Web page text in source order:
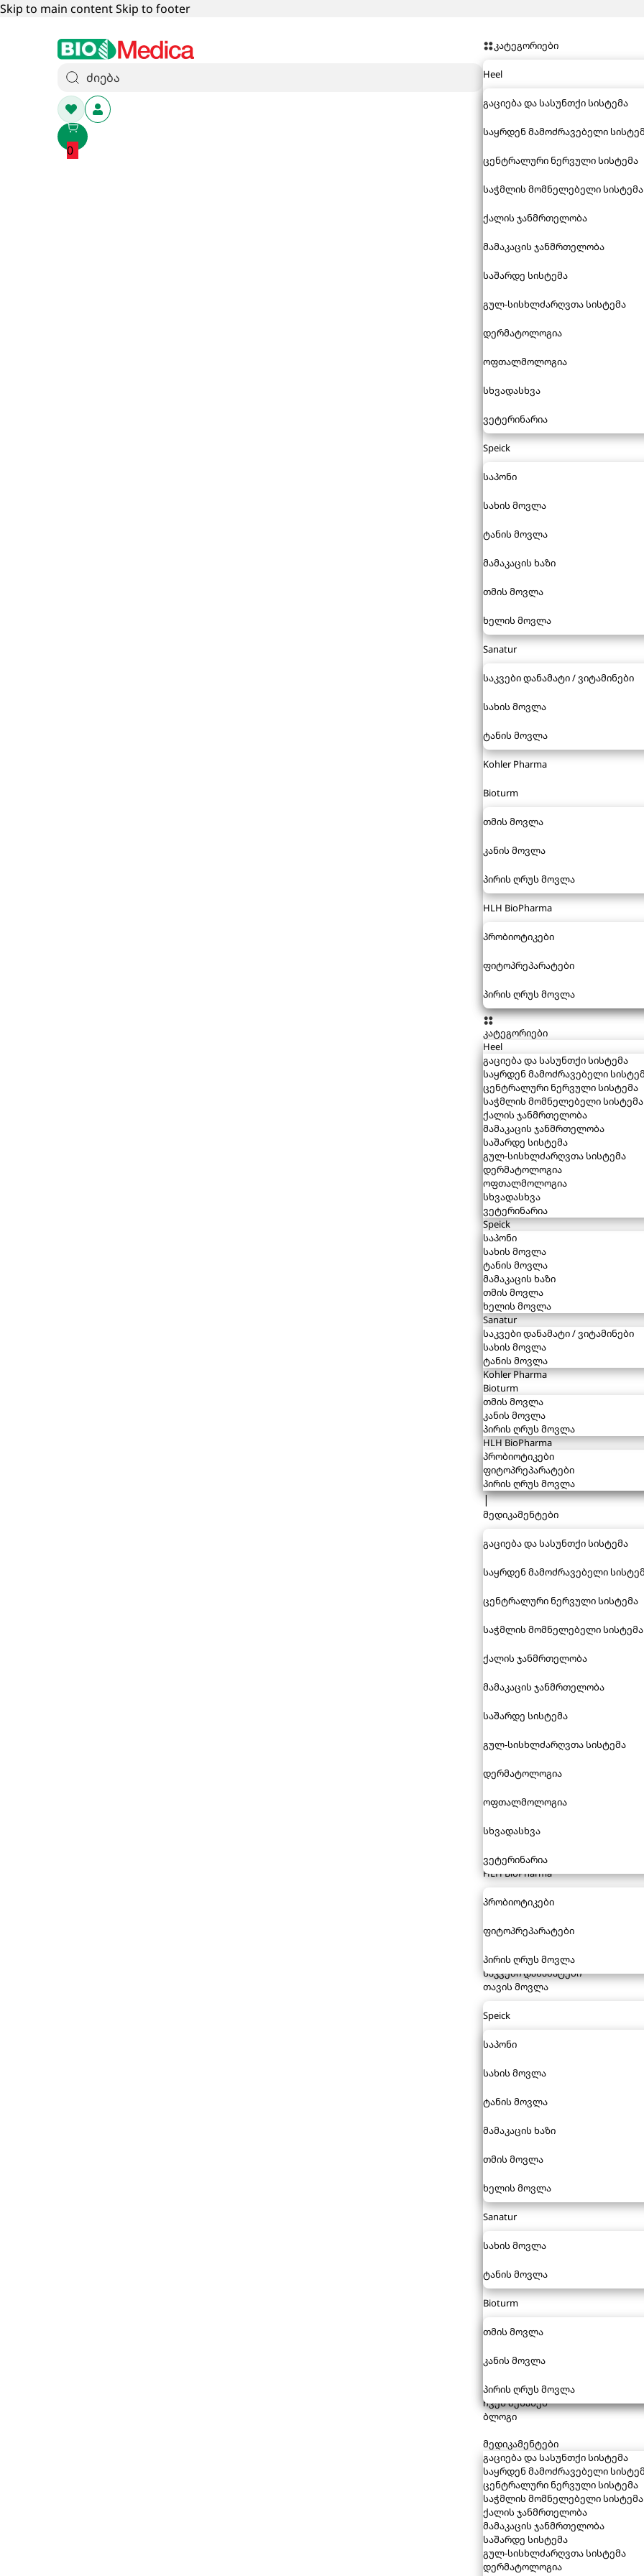
Skip to main contentSkip to footer
0
კატეგორიები
Heel
გაციება და სასუნთქი სისტემა
საყრდენ მამოძრავებელი
ცენტრალური ნერვული სისტემა
საჭმლის მომნელებელი სისტემა
ქალის ჯანმრთელობა
მამაკაცის ჯანმრთელობა
საშარდე სისტემა
გულ-სისხლძარღვთა სისტემა
დერმატოლოგია
ოფთალმოლოგია
სხვადასხვა
ვეტერინარია
Speick
საპონი
სახის მოვლა
ტანის მოვლა
მამაკაცის ხაზი
თმის მოვლა
ხელის მოვლა
Sanatur
საკვები დანამატი / ვიტამინები
სახის მოვლა
ტანის მოვლა
Kohler Pharma
Bioturm
თმის მოვლა
კანის მოვლა
პირის ღრუს მოვლა
HLH BioPharma
პრობიოტიკები
ფიტოპრეპარატები
პირის ღრუს მოვლა
კატეგორიები
Heel
გაციება და სასუნთქი სისტემა
საყრდენ მამოძრავებელი
ცენტრალური ნერვული სისტემა
საჭმლის მომნელებელი სისტემა
ქალის ჯანმრთელობა
მამაკაცის ჯანმრთელობა
საშარდე სისტემა
გულ-სისხლძარღვთა სისტემა
დერმატოლოგია
ოფთალმოლოგია
სხვადასხვა
ვეტერინარია
Speick
საპონი
სახის მოვლა
ტანის მოვლა
მამაკაცის ხაზი
თმის მოვლა
ხელის მოვლა
Sanatur
საკვები დანამატი / ვიტამინები
სახის მოვლა
ტანის მოვლა
Kohler Pharma
Bioturm
თმის მოვლა
კანის მოვლა
პირის ღრუს მოვლა
HLH BioPharma
პრობიოტიკები
ფიტოპრეპარატები
პირის ღრუს მოვლა
|
მედიკამენტები
გაციება და სასუნთქი სისტემა
საყრდენ მამოძრავებელი
ცენტრალური ნერვული სისტემა
საჭმლის მომნელებელი სისტემა
ქალის ჯანმრთელობა
მამაკაცის ჯანმრთელობა
საშარდე სისტემა
გულ-სისხლძარღვთა სისტემა
დერმატოლოგია
ოფთალმოლოგია
სხვადასხვა
ვეტერინარია
HLH BioPharma
პრობიოტიკები
ფიტოპრეპარატები
პირის ღრუს მოვლა
საკვები დანამატები
თავის მოვლა
Speick
საპონი
სახის მოვლა
ტანის მოვლა
მამაკაცის ხაზი
თმის მოვლა
ხელის მოვლა
Sanatur
სახის მოვლა
ტანის მოვლა
Bioturm
თმის მოვლა
კანის მოვლა
პირის ღრუს მოვლა
ჩვენ შესახებ
ბლოგი
მედიკამენტები
გაციება და სასუნთქი სისტემა
საყრდენ მამოძრავებელი
ცენტრალური ნერვული სისტემა
საჭმლის მომნელებელი სისტემა
ქალის ჯანმრთელობა
მამაკაცის ჯანმრთელობა
საშარდე სისტემა
გულ-სისხლძარღვთა სისტემა
დერმატოლოგია